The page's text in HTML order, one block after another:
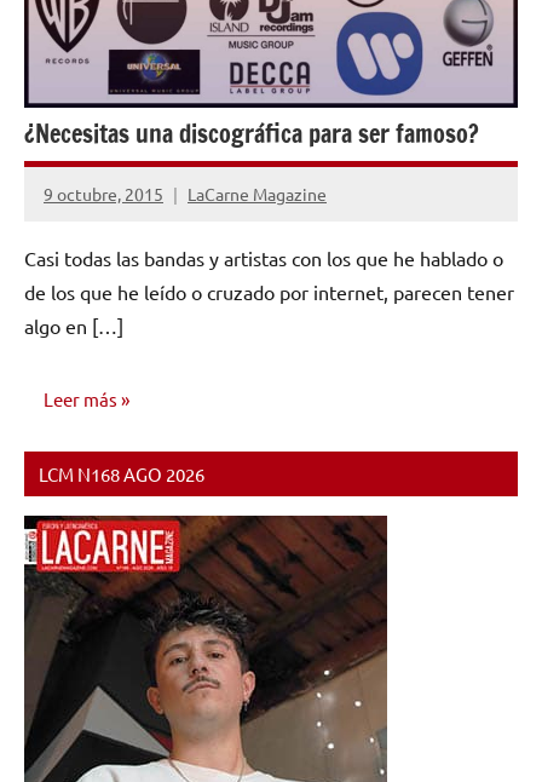
¿Necesitas una discográfica para ser famoso?
9 octubre, 2015 LaCarne Magazine
No
comentarios
Casi todas las bandas y artistas con los que he hablado o
de los que he leído o cruzado por internet, parecen tener
algo en […]
Leer más
AUTO
AYUDA
LCM N168 AGO 2026